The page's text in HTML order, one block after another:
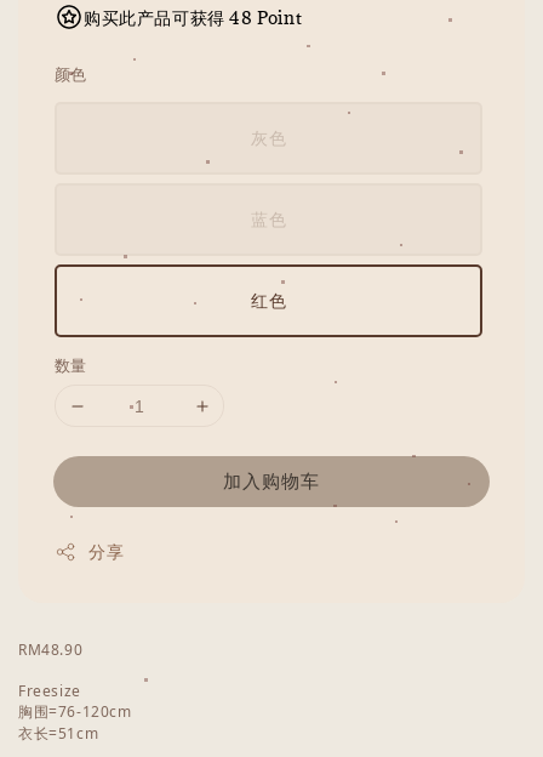
购买此产品可获得 48 Point
颜色
灰色
蓝色
红色
数量
加入购物车
分享
RM48.90
Freesize
胸围=76-120cm
衣长=51cm